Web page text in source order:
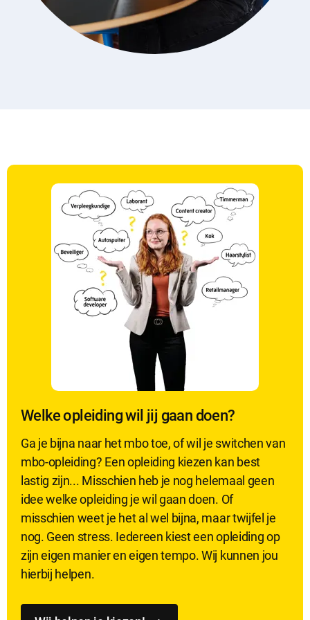
Welke opleiding wil jij gaan doen?
Ga je bijna naar het mbo toe, of wil je switchen van
mbo-opleiding? Een opleiding kiezen kan best
lastig zijn... Misschien heb je nog helemaal geen
idee welke opleiding je wil gaan doen. Of
misschien weet je het al wel bijna, maar twijfel je
nog. Geen stress. Iedereen kiest een opleiding op
zijn eigen manier en eigen tempo. Wij kunnen jou
hierbij helpen.